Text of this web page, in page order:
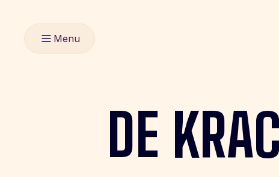
Menu
DE